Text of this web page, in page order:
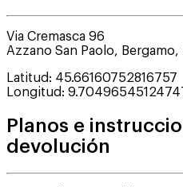
Via Cremasca 96
Azzano San Paolo, Bergamo,
Latitud: 45.66160752816757
Longitud:
Planos e
devolución